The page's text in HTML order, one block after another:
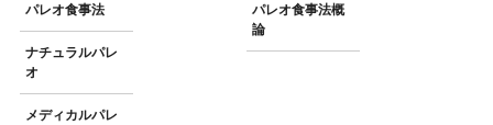
パレオ食事法
ナチュラルパレ
オ
メディカルパレ
パレオ食事法概
論